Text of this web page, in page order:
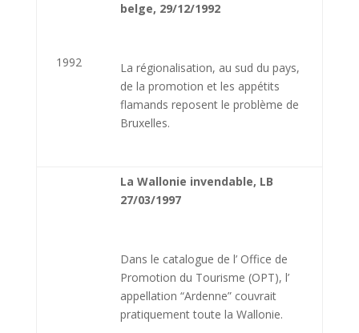
1992
belge, 29/12/1992
La régionalisation, au sud du pays,
de la promotion et les appétits
flamands reposent le problème de
Bruxelles.
La Wallonie invendable, LB
27/03/1997
Dans le catalogue de l’ Office de
Promotion du Tourisme (OPT), l’
appellation “Ardenne” couvrait
pratiquement toute la Wallonie.